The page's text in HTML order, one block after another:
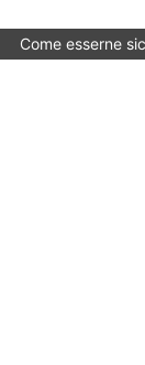
Come esserne